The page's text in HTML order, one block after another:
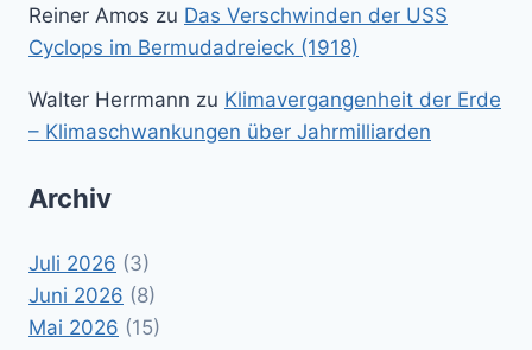
Reiner Amos zu Das Verschwinden der USS
Cyclops im Bermudadreieck (1918)
Walter Herrmann zu Klimavergangenheit der Erde
– Klimaschwankungen über Jahrmilliarden
Archiv
Juli 2026 (3)
Juni 2026 (8)
Mai 2026 (15)